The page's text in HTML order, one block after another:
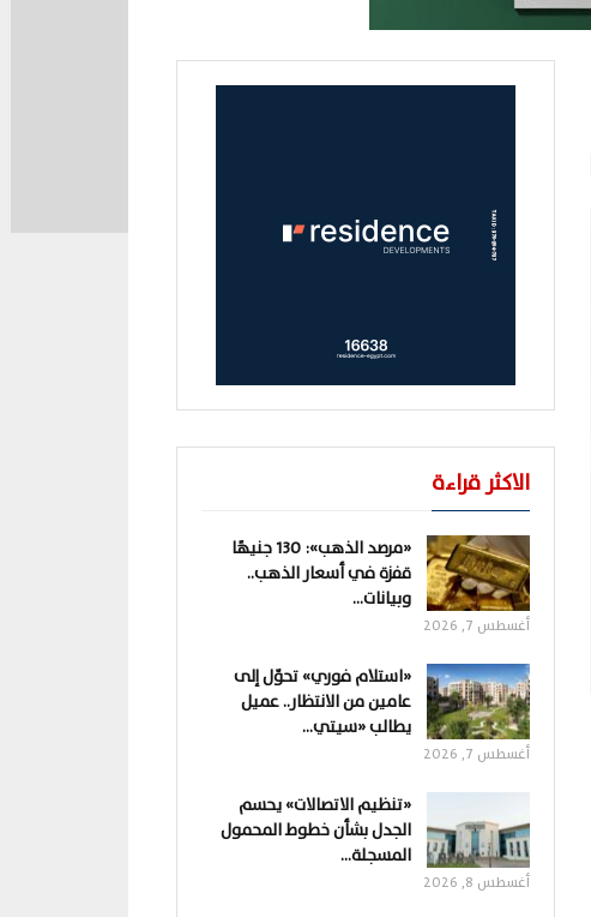
الاكثر قراءة
«مرصد الذهب»: 130 جنيهًا
قفزة في أسعار الذهب..
وبيانات…
أغسطس 7, 2026
«استلام فوري» تحوّل إلى
عامين من الانتظار.. عميل
يطالب «سيتي…
أغسطس 7, 2026
«تنظيم الاتصالات» يحسم
الجدل بشأن خطوط المحمول
المسجلة…
أغسطس 8, 2026